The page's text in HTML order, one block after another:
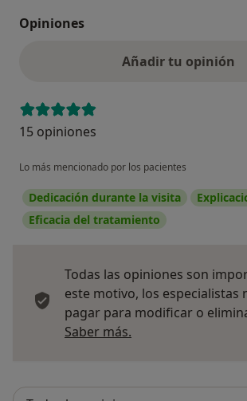
Opiniones
Añadir tu opinión
15 opiniones
Lo más mencionado por los pacientes
Dedicación durante la visita
Eficacia del tratamiento
Todas las opiniones son
este motivo, los especialistas
pagar para modificar o
Saber más.